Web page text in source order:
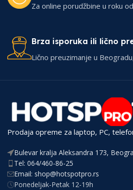
Za online porudžbine u roku
Brza isporuka ili lično
Lično preuzimanje u
Prodaja opreme za laptop, PC,
Bulevar kralja Aleksandra 173,
Tel: 064/460-86-25
Email: shop@hotspotpro.rs
Ponedeljak-Petak 12-19h